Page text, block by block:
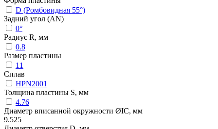
D (Ромбовидная 55°)
Задний угол (AN)
0°
Радиус R, мм
0.8
Размер пластины
11
Сплав
HPN2001
Толщина пластины S, мм
4.76
Диаметр вписанной окружности ØIC, мм
9.525